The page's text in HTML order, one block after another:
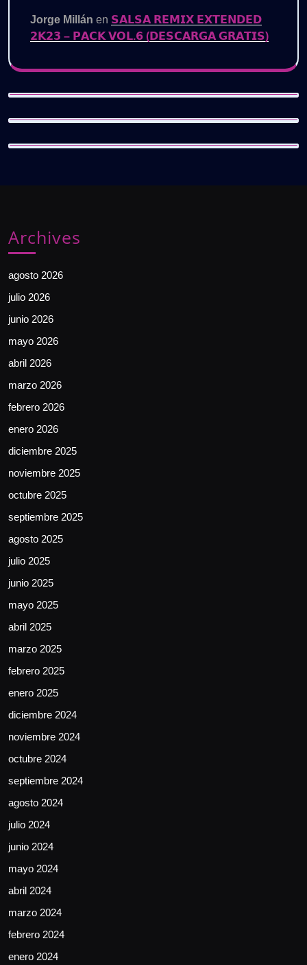
Jorge Millán en 𝗦𝗔𝗟𝗦𝗔 𝗥𝗘𝗠𝗜𝗫 𝗘𝗫𝗧𝗘𝗡𝗗𝗘𝗗
𝟮𝗞𝟮𝟯 – 𝗣𝗔𝗖𝗞 𝗩𝗢𝗟.𝟲 (𝗗𝗘𝗦𝗖𝗔𝗥𝗚𝗔 𝗚𝗥𝗔𝗧𝗜𝗦)
Archives
agosto 2026
julio 2026
junio 2026
mayo 2026
abril 2026
marzo 2026
febrero 2026
enero 2026
diciembre 2025
noviembre 2025
octubre 2025
septiembre 2025
agosto 2025
julio 2025
junio 2025
mayo 2025
abril 2025
marzo 2025
febrero 2025
enero 2025
diciembre 2024
noviembre 2024
octubre 2024
septiembre 2024
agosto 2024
julio 2024
junio 2024
mayo 2024
abril 2024
marzo 2024
febrero 2024
enero 2024